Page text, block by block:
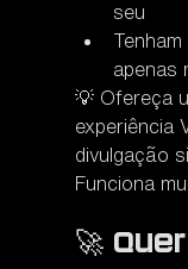
seu
apenas
💡 Ofereça
experiência
divulgação
Funciona
🚀